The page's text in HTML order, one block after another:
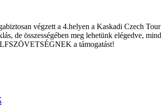
végzett a 4.helyen a Kaskadi Czech
de összességében meg lehetünk elégedve,
a támogatást!